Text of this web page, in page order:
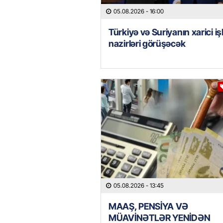
05.08.2026 - 16:00
Türkiyə və Suriyanın xarici
nazirləri görüşəcək
05.08.2026 - 13:45
MAAŞ, PENSİYA VƏ
MÜAVİNƏTLƏR YENİDƏN